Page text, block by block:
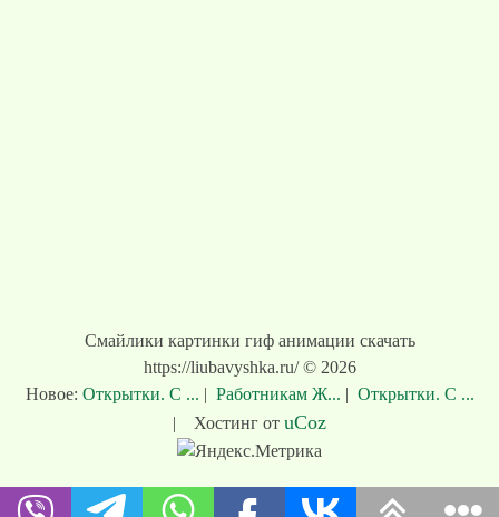
Смайлики картинки гиф анимации скачать
https://liubavyshka.ru/ © 2026
Новое: Открытки. С ... | Работникам Ж... | Открытки. С ...
|
Хостинг от uCoz